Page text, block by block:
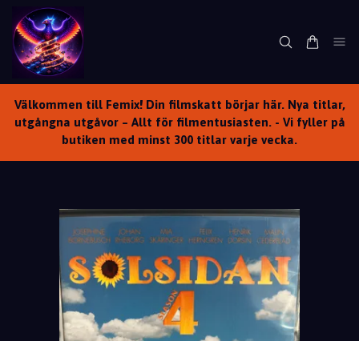
Välkommen till Femix! Din filmskatt börjar här. Nya titlar,
utgångna utgåvor – Allt för filmentusiasten. - Vi fyller på
butiken med minst 300 titlar varje vecka.